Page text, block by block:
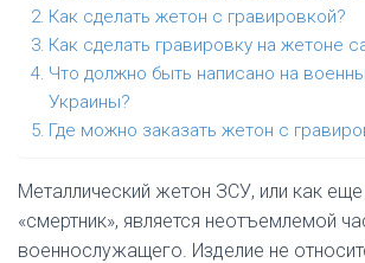
Как сделать жетон с гравировкой?
Как сделать гравировку на жетоне
Что должно быть написано на
Украины?
Где можно заказать жетон с
Металлический жетон ЗСУ, или как
«смертник», является неотъемлемой
военнослужащего. Изделие не